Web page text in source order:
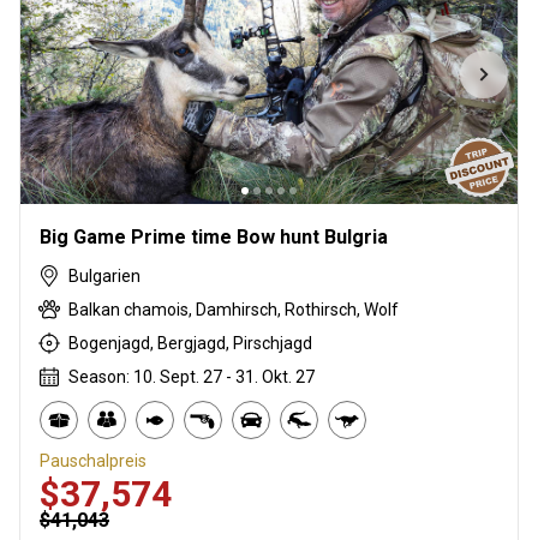
Big Game Prime time Bow hunt Bulgria
Bulgarien
Balkan chamois, Damhirsch, Rothirsch, Wolf
Bogenjagd, Bergjagd, Pirschjagd
Season: 10. Sept. 27 - 31. Okt. 27
Pauschalpreis
$37,574
$41,043